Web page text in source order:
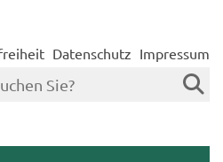
Datenschutz Impressum